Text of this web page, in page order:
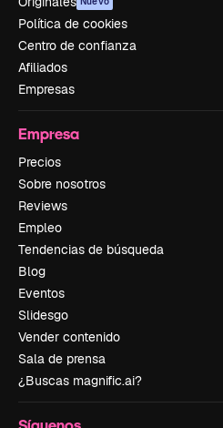
Política de cookies
Centro de confianza
Afiliados
Empresas
Empresa
Precios
Sobre nosotros
Reviews
Empleo
Tendencias de búsqueda
Blog
Eventos
Slidesgo
Vender contenido
Sala de prensa
¿Buscas magnific.ai?